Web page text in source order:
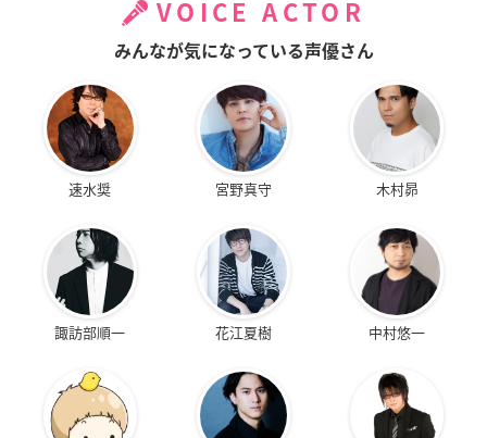
VOICE ACTOR
みんなが気になっている声優さん
速水奨 宮野真守 木村昴
諏訪部順一 花江夏樹 中村悠一